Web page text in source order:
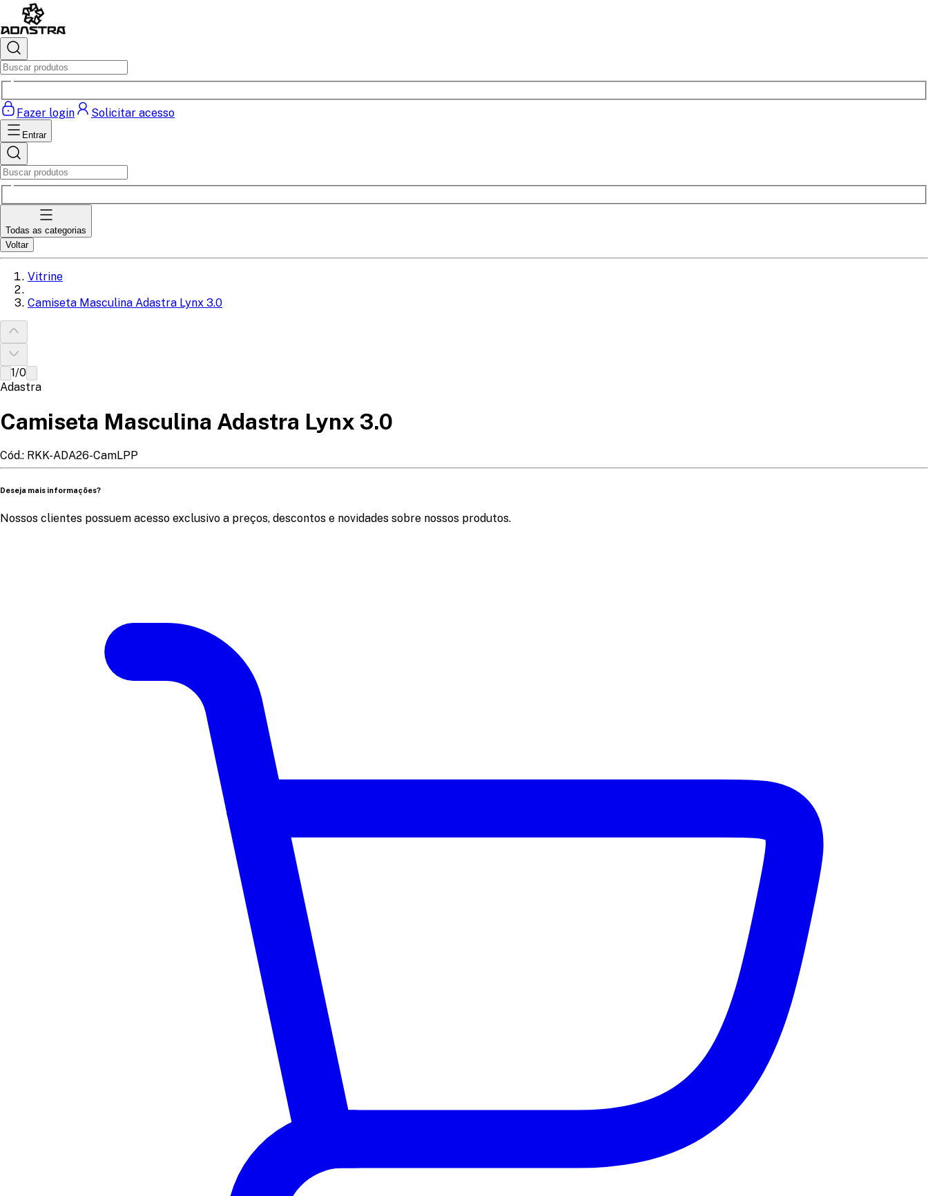
Fazer login Solicitar acesso
Entrar
Todas as categorias
Voltar
Vitrine
Camiseta Masculina Adastra Lynx 3.0
1/0
Adastra
Camiseta Masculina Adastra Lynx 3.0
Cód.: RKK-ADA26-CamLPP
Deseja mais informações?
Nossos clientes possuem acesso exclusivo a preços, descontos e novidades sobre nossos produtos.